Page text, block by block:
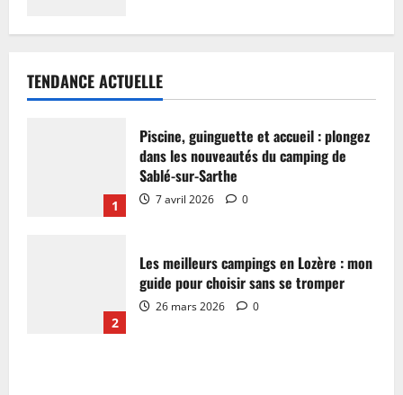
TENDANCE ACTUELLE
1
Piscine, guinguette et accueil : plongez
dans les nouveautés du camping de
Sablé-sur-Sarthe
7 avril 2026 0
2
Les meilleurs campings en Lozère : mon
guide pour choisir sans se tromper
26 mars 2026 0